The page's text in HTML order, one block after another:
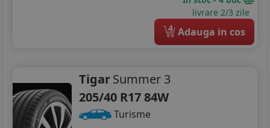
livrare 2/3 zile
4 Adauga in cos
TigarSummer 3
205/40 R17 84W
Turisme